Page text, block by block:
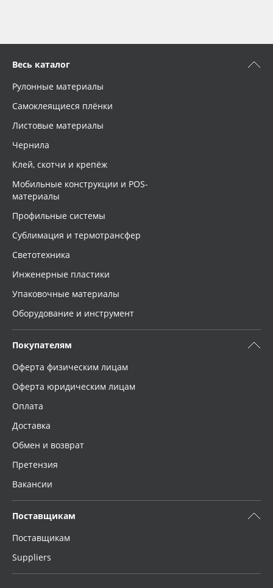
Весь каталог
Рулонные материалы
Самоклеящиеся плёнки
Листовые материалы
Чернила
Клей, скотчи и крепёж
Мобильные конструкции и POS-
материалы
Профильные системы
Сублимация и термотрансфер
Светотехника
Инженерные пластики
Упаковочные материалы
Оборудование и инструмент
Покупателям
Оферта физическим лицам
Оферта юридическим лицам
Оплата
Доставка
Обмен и возврат
Претензия
Вакансии
Поставщикам
Поставщикам
Suppliers